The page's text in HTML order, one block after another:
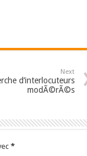
Next
d’interlocuteurs
modÃ©rÃ©s
*